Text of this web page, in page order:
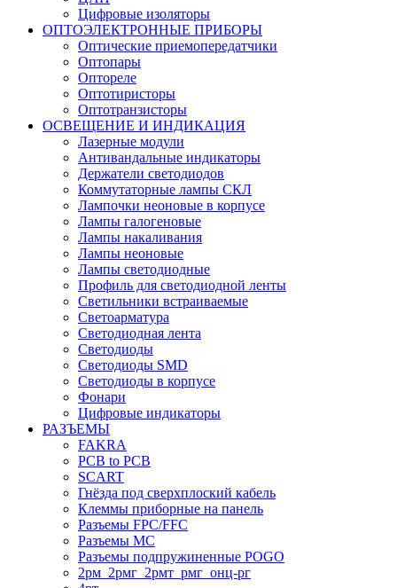
Цифровые изоляторы
ОПТОЭЛЕКТРОННЫЕ ПРИБОРЫ
Оптические приемопередатчики
Оптопары
Оптореле
Оптотиристоры
Оптотранзисторы
ОСВЕЩЕНИЕ И ИНДИКАЦИЯ
Лазерные модули
Антивандальные индикаторы
Держатели светодиодов
Коммутаторные лампы СКЛ
Лампочки неоновые в корпусе
Лампы галогеновые
Лампы накаливания
Лампы неоновые
Лампы светодиодные
Профиль для светодиодной ленты
Светильники встраиваемые
Светоарматура
Светодиодная лента
Светодиоды
Светодиоды SMD
Светодиоды в корпусе
Фонари
Цифровые индикаторы
РАЗЪЕМЫ
FAKRA
PCB to PCB
SCART
Гнёзда под сверхплоский кабель
Клеммы приборные на панель
Разъемы FPC/FFC
Разъемы MC
Разъемы подпружиненные POGO
2рм_2рмг_2рмт_рмг_онц-рг